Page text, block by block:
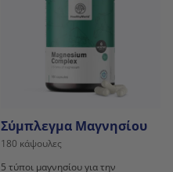
Σύμπλεγμα Μαγνησίου
180 κάψουλες
5 τύποι μαγνησίου για την